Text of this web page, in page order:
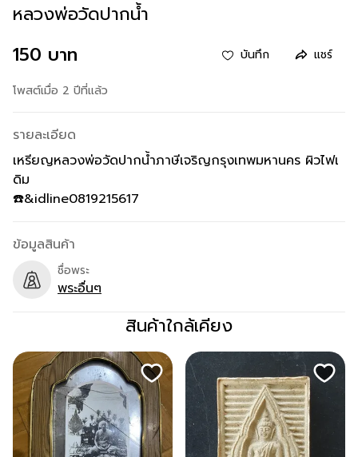
หลวงพ่อวัดปากน้ำ
150 บาท
บันทึก แชร์
โพสต์เมื่อ 2 ปีที่แล้ว
รายละเอียด
เหรียญหลวงพ่อวัดปากน้ำภาษีเจริญกรุงเทพมหานคร ผิวไฟเ
ดิม
☎️&idline0819215617
ข้อมูลสินค้า
ชื่อพระ
พระอื่นๆ
สินค้าใกล้เคียง